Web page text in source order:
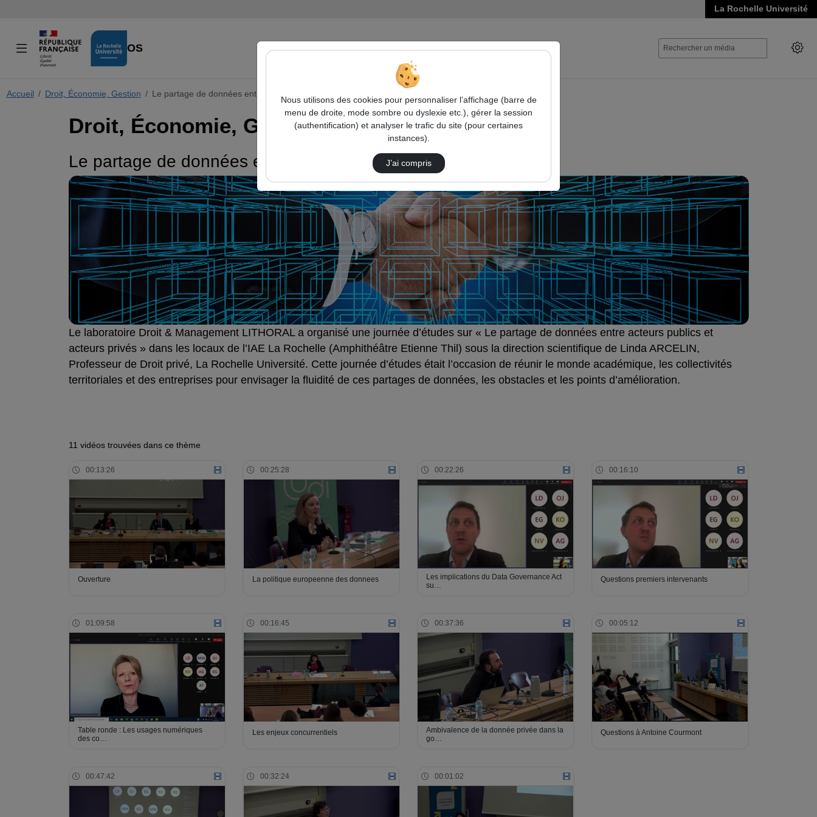
La Rochelle Université
VIDÉOS
Accueil Droit, Économie, Gestion Le partage de données entre acteurs publics et acteurs privés
Droit, Économie, Gestion
Le partage de données entre acteurs publics et acteurs privés
Le laboratoire Droit & Management LITHORAL a organisé une journée d’études sur « Le partage de données entre acteurs publics et
acteurs privés » dans les locaux de l’IAE La Rochelle (Amphithéâtre Etienne Thil) sous la direction scientifique de Linda ARCELIN,
Professeur de Droit privé, La Rochelle Université. Cette journée d’études était l’occasion de réunir le monde académique, les collectivités
territoriales et des entreprises pour envisager la fluidité de ces partages de données, les obstacles et les points d’amélioration.
11 vidéos trouvées dans ce thème
00:13:26
Ouverture
00:25:28
La politique europeenne des donnees
00:22:26
Les implications du Data Governance Act
su…
00:16:10
Questions premiers intervenants
01:09:58
Table ronde : Les usages numériques
des co…
00:16:45
Les enjeux concurrentiels
00:37:36
Ambivalence de la donnée privée dans la
go…
00:05:12
Questions à Antoine Courmont
00:47:42 00:32:24 00:01:02
Nous utilisons des cookies pour personnaliser l’affichage (barre de
menu de droite, mode sombre ou dyslexie etc.), gérer la session
(authentification) et analyser le trafic du site (pour certaines
instances).
J’ai compris